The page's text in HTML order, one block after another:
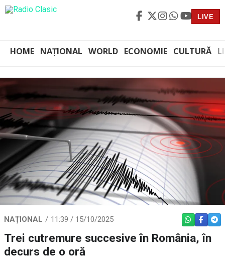
LIVE
HOME NAȚIONAL WORLD ECONOMIE CULTURĂ
NAȚIONAL 11:39 / 15/10/2025 WHATSAPP
Trei cutremure succesive în România, în
decurs de o oră